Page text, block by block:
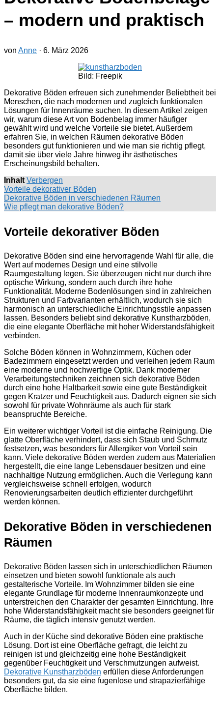
– modern und praktisch
von Anne · 6. März 2026
Bild: Freepik
Dekorative Böden erfreuen sich zunehmender Beliebtheit bei
Menschen, die nach modernen und zugleich funktionalen
Lösungen für Innenräume suchen. In diesem Artikel zeigen
wir, warum diese Art von Bodenbelag immer häufiger
gewählt wird und welche Vorteile sie bietet. Außerdem
erfahren Sie, in welchen Räumen dekorative Böden
besonders gut funktionieren und wie man sie richtig pflegt,
damit sie über viele Jahre hinweg ihr ästhetisches
Erscheinungsbild behalten.
Inhalt Verbergen
Vorteile dekorativer Böden
Dekorative Böden in verschiedenen Räumen
Wie pflegt man dekorative Böden?
Vorteile dekorativer Böden
Dekorative Böden sind eine hervorragende Wahl für alle, die
Wert auf modernes Design und eine stilvolle
Raumgestaltung legen. Sie überzeugen nicht nur durch ihre
optische Wirkung, sondern auch durch ihre hohe
Funktionalität. Moderne Bodenlösungen sind in zahlreichen
Strukturen und Farbvarianten erhältlich, wodurch sie sich
harmonisch an unterschiedliche Einrichtungsstile anpassen
lassen. Besonders beliebt sind dekorative Kunstharzböden,
die eine elegante Oberfläche mit hoher Widerstandsfähigkeit
verbinden.
Solche Böden können in Wohnzimmern, Küchen oder
Badezimmern eingesetzt werden und verleihen jedem Raum
eine moderne und hochwertige Optik. Dank moderner
Verarbeitungstechniken zeichnen sich dekorative Böden
durch eine hohe Haltbarkeit sowie eine gute Beständigkeit
gegen Kratzer und Feuchtigkeit aus. Dadurch eignen sie sich
sowohl für private Wohnräume als auch für stark
beanspruchte Bereiche.
Ein weiterer wichtiger Vorteil ist die einfache Reinigung. Die
glatte Oberfläche verhindert, dass sich Staub und Schmutz
festsetzen, was besonders für Allergiker von Vorteil sein
kann. Viele dekorative Böden werden zudem aus Materialien
hergestellt, die eine lange Lebensdauer besitzen und eine
nachhaltige Nutzung ermöglichen. Auch die Verlegung kann
vergleichsweise schnell erfolgen, wodurch
Renovierungsarbeiten deutlich effizienter durchgeführt
werden können.
Dekorative Böden in verschiedenen
Räumen
Dekorative Böden lassen sich in unterschiedlichen Räumen
einsetzen und bieten sowohl funktionale als auch
gestalterische Vorteile. Im Wohnzimmer bilden sie eine
elegante Grundlage für moderne Innenraumkonzepte und
unterstreichen den Charakter der gesamten Einrichtung. Ihre
hohe Widerstandsfähigkeit macht sie besonders geeignet für
Räume, die täglich intensiv genutzt werden.
Auch in der Küche sind dekorative Böden eine praktische
Lösung. Dort ist eine Oberfläche gefragt, die leicht zu
reinigen ist und gleichzeitig eine hohe Beständigkeit
gegenüber Feuchtigkeit und Verschmutzungen aufweist.
Dekorative Kunstharzböden erfüllen diese Anforderungen
besonders gut, da sie eine fugenlose und strapazierfähige
Oberfläche bilden.